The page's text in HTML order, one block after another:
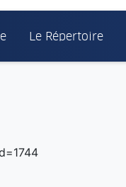
Le Répertoire